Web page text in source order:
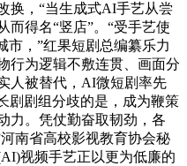
换，“当生成式AI手艺从尝
而得名“竖店”。“受手艺使
市，”红果短剧总编纂乐力
行为逻辑不敷连贯、画面分
人被替代，AI微短剧率先
剧剧组分歧的是，成为鞭策
力。凭仗勤奋取韧劲，各
南省高校影视教育协会秘
视频手艺正以更为低廉的